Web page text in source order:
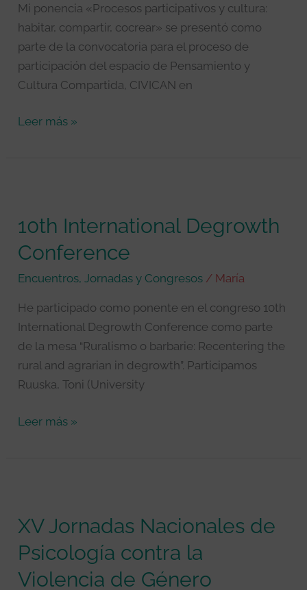
Mi ponencia «Procesos participativos y cultura:
habitar, compartir, cocrear» se presentó como
parte de la convocatoria para el proceso de
participación del espacio de Pensamiento y
Cultura Compartida, CIVICAN en
Leer más »
10th International Degrowth
Conference
Encuentros, Jornadas y Congresos / María
He participado como ponente en el congreso 10th
International Degrowth Conference como parte
de la mesa “Ruralismo o barbarie: Recentering the
rural and agrarian in degrowth”. Participamos
Ruuska, Toni (University
Degrowth
Conference
Leer más »
XV Jornadas Nacionales de
Psicología contra la
Violencia de Género
Nacionales
de
Psicología
contra